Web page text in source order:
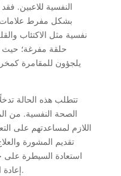
النفسية للاعبين.
بشكل مفرط علامات
نفسية مثل الاكتئاب
حلقة مفرغة؛ حيث
يلجؤون للمقامرة
تتطلب هذه الحالة
الصحة النفسية. من
اللازم لمساعدتهم على
تقديم المشورة
استعادة السيطرة على
إعادة التفكير في استراتيجيات اللعب لديهم.